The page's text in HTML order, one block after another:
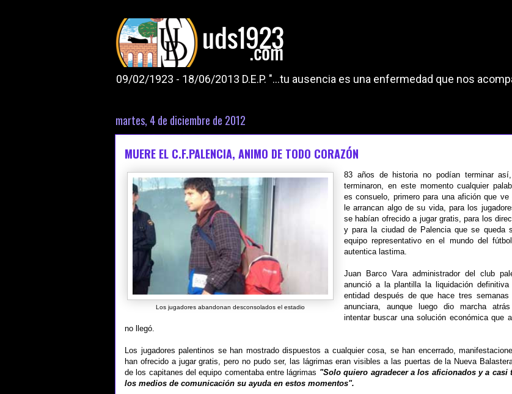
09/02/1923 - 18/06/2013 D.E.P. "...tu ausencia es una enfermedad que nos
martes, 4 de diciembre de 2012
MUERE EL C.F.PALENCIA, ANIMO DE TODO CORAZÓN
Los jugadores abandonan desconsolados el estadio
83 años de historia no podían terminar
terminaron, en este momento cualquier
es consuelo, primero para una afición que ve
le arrancan algo de su vida, para los
se habían ofrecido a jugar gratis, para los
y para la ciudad de Palencia que se queda
equipo representativo en el mundo del
autentica lastima.
Juan Barco Vara administrador del club
anunció a la plantilla la liquidación
entidad después de que hace tres
anunciara, aunque luego dio marcha
intentar buscar una solución económica que
no llegó.
Los jugadores palentinos se han mostrado dispuestos a cualquier cosa, se han encerrado,
han ofrecido a jugar gratis, pero no pudo ser, las lágrimas eran visibles a las puertas de la Nueva
de los capitanes del equipo comentaba entre lágrimas "Solo quiero agradecer a los aficionados y a casi
los medios de comunicación su ayuda en estos momentos".